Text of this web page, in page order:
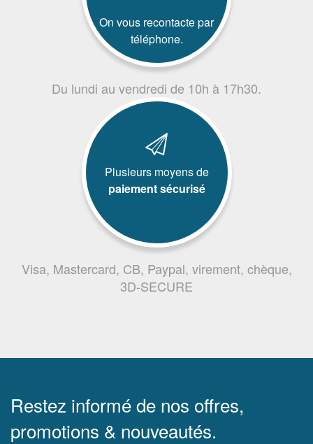
On vous recontacte par
téléphone.
Du lundi au vendredi de 10h à 17h30.
Plusieurs moyens de
paiement sécurisé
Visa, Mastercard, CB, Paypal, virement, chèque,
3D-SECURE
Restez informé de nos offres,
promotions & nouveautés.